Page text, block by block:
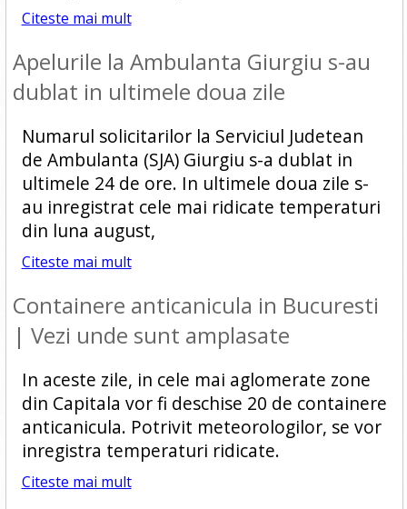
Citeste mai mult
Apelurile la Ambulanta Giurgiu s-au
dublat in ultimele doua zile
Numarul solicitarilor la Serviciul Judetean
de Ambulanta (SJA) Giurgiu s-a dublat in
ultimele 24 de ore. In ultimele doua zile s-
au inregistrat cele mai ridicate temperaturi
din luna august,
Citeste mai mult
Containere anticanicula in Bucuresti
| Vezi unde sunt amplasate
In aceste zile, in cele mai aglomerate zone
din Capitala vor fi deschise 20 de containere
anticanicula. Potrivit meteorologilor, se vor
inregistra temperaturi ridicate.
Citeste mai mult